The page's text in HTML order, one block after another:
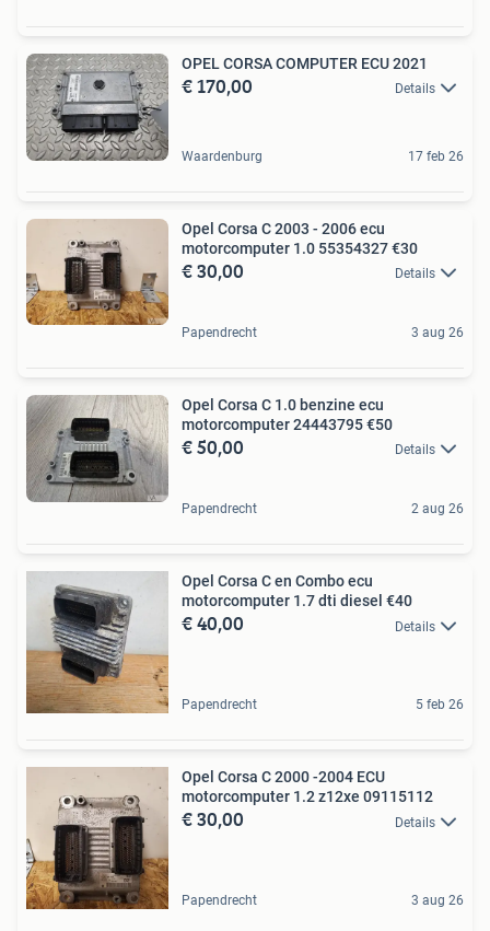
OPEL CORSA COMPUTER ECU 2021
€ 170,00 Details
Waardenburg 17 feb 26
Opel Corsa C 2003 - 2006 ecu
motorcomputer 1.0 55354327 €30
€ 30,00 Details
Papendrecht 3 aug 26
Opel Corsa C 1.0 benzine ecu
motorcomputer 24443795 €50
€ 50,00 Details
Papendrecht 2 aug 26
Opel Corsa C en Combo ecu
motorcomputer 1.7 dti diesel €40
€ 40,00 Details
Papendrecht 5 feb 26
Opel Corsa C 2000 -2004 ECU
motorcomputer 1.2 z12xe 09115112
€ 30,00 Details
Papendrecht 3 aug 26